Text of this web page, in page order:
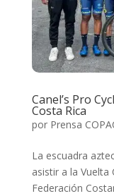
Canel’s Pro
Costa Rica
por Prensa
La escuadra
asistir a la Vuelta
Federación